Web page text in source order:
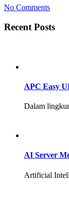
No Comments
Recent Posts
APC Easy
Dalam
AI Server
Artificial